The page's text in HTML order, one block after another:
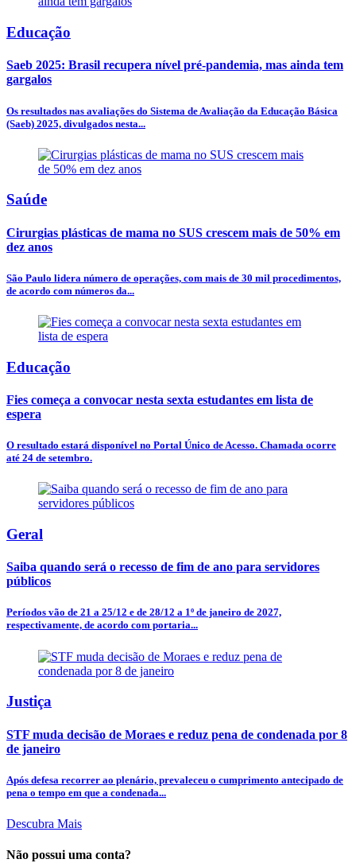
Educação
Saeb 2025: Brasil recupera nível pré-pandemia, mas ainda tem
gargalos
Os resultados nas avaliações do Sistema de Avaliação da Educação Básica
(Saeb) 2025, divulgados nesta...
Saúde
Cirurgias plásticas de mama no SUS crescem mais de 50% em
dez anos
São Paulo lidera número de operações, com mais de 30 mil procedimentos,
de acordo com números da...
Educação
Fies começa a convocar nesta sexta estudantes em lista de
espera
O resultado estará disponível no Portal Único de Acesso. Chamada ocorre
até 24 de setembro.
Geral
Saiba quando será o recesso de fim de ano para servidores
públicos
Períodos vão de 21 a 25/12 e de 28/12 a 1º de janeiro de 2027,
respectivamente, de acordo com portaria...
Justiça
STF muda decisão de Moraes e reduz pena de condenada por 8
de janeiro
Após defesa recorrer ao plenário, prevaleceu o cumprimento antecipado de
pena o tempo em que a condenada...
Descubra Mais
Não possui uma conta?